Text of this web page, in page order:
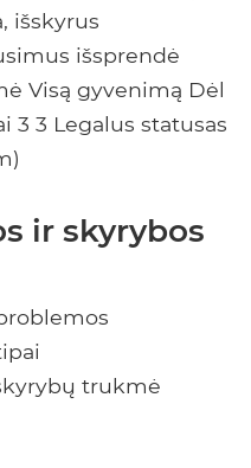
išskyrus
išsprendė
Visą gyvenimą Dėl
3 3 Legalus statusas
ir skyrybos
trukmė